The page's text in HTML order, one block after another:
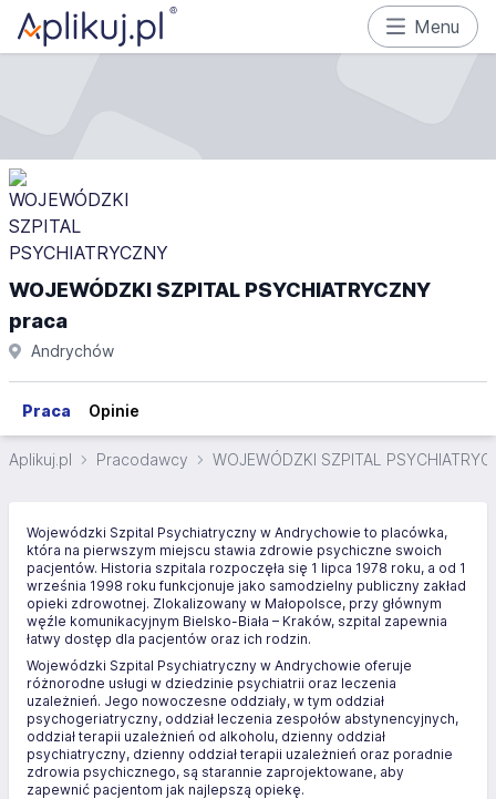
Menu
WOJEWÓDZKI SZPITAL PSYCHIATRYCZNY
praca
Andrychów
Praca Opinie
Aplikuj.pl Pracodawcy WOJEWÓDZKI SZPITAL
Wojewódzki Szpital Psychiatryczny w Andrychowie to placówka,
która na pierwszym miejscu stawia zdrowie psychiczne swoich
pacjentów. Historia szpitala rozpoczęła się 1 lipca 1978 roku, a od 1
września 1998 roku funkcjonuje jako samodzielny publiczny zakład
opieki zdrowotnej. Zlokalizowany w Małopolsce, przy głównym
węźle komunikacyjnym Bielsko-Biała – Kraków, szpital zapewnia
łatwy dostęp dla pacjentów oraz ich rodzin.
Wojewódzki Szpital Psychiatryczny w Andrychowie oferuje
różnorodne usługi w dziedzinie psychiatrii oraz leczenia
uzależnień. Jego nowoczesne oddziały, w tym oddział
psychogeriatryczny, oddział leczenia zespołów abstynencyjnych,
oddział terapii uzależnień od alkoholu, dzienny oddział
psychiatryczny, dzienny oddział terapii uzależnień oraz poradnie
zdrowia psychicznego, są starannie zaprojektowane, aby
zapewnić pacjentom jak najlepszą opiekę.